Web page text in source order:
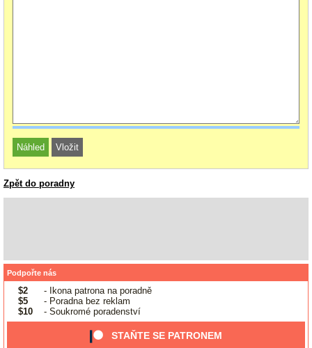
Zpět do poradny
Podpořte nás
$2
- Ikona patrona na poradně
$5
- Poradna bez reklam
$10
- Soukromé poradenství
STAŇTE SE PATRONEM